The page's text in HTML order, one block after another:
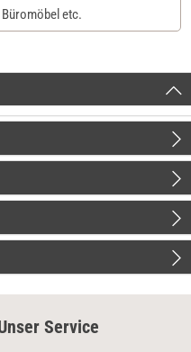
etc.
Service